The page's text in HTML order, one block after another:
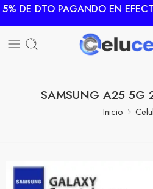
DE DTO PAGANDO EN
SAMSUNG A25 5G
Inicio